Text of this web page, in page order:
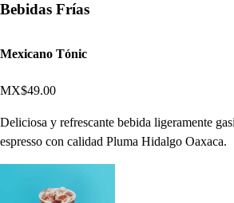
Bebidas Frías
Mexicano Tónic
MX$49.00
Deliciosa y refrescante bebida ligeramente
espresso con calidad Pluma Hidalgo Oaxaca.